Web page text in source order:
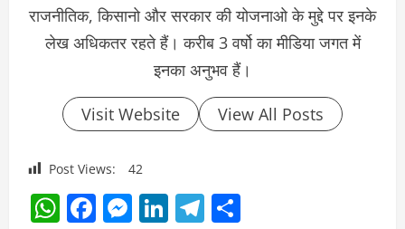
राजनीतिक, किसानो और सरकार की योजनाओ के मुद्दे पर इनके
लेख अधिकतर रहते हैं। करीब 3 वर्षो का मीडिया जगत में
इनका अनुभव हैं।
Visit Website View All Posts
Post Views: 42
WhatsApp
Facebook
Messenger
LinkedIn
Telegram